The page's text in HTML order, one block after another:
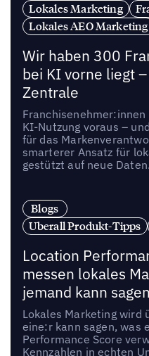
Lokales Marketing
Lokales AEO Marketing
Wir haben 300
bei KI vorne liegt
Zentrale
KI-Nutzung voraus –
für das
smarterer Ansatz für
gestützt auf neue Daten.
Blogs
Uberall Produkt-Tipps
Location
messen lokales
jemand kann
Lokales Marketing wird
eine:r kann sagen, was
Performance Score
Kennzahlen in echten